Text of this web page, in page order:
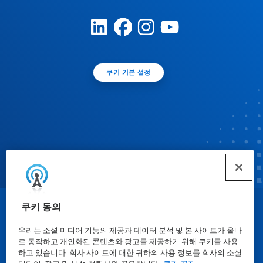
쿠키 동의
우리는 소셜 미디어 기능의 제공과 데이터 분석 및 본 사이트가 올바
로 동작하고 개인화된 콘텐츠와 광고를 제공하기 위해 쿠키를 사용
하고 있습니다. 회사 사이트에 대한 귀하의 사용 정보를 회사의 소셜
쿠키 기본 설정
물질안전보건자료표| 개인정보보호방침|이용약관